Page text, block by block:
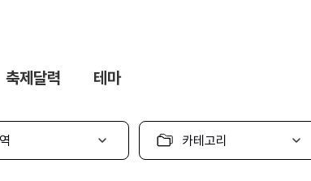
축제달력 테마
카
고